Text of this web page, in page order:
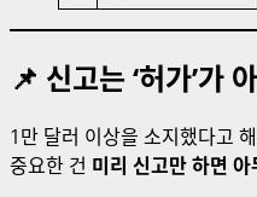
📌 신고는 ‘허가’가
1만 달러 이상을 소지했다고
중요한 건 미리 신고만 하면